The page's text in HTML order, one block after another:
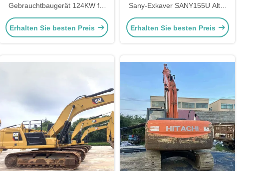
Gebrauchtbaugerät 124KW für
den Bergbau
Erhalten Sie besten Preis
Sany-Exkaver SANY155U Alter
Baugräber
Erhalten Sie besten Preis